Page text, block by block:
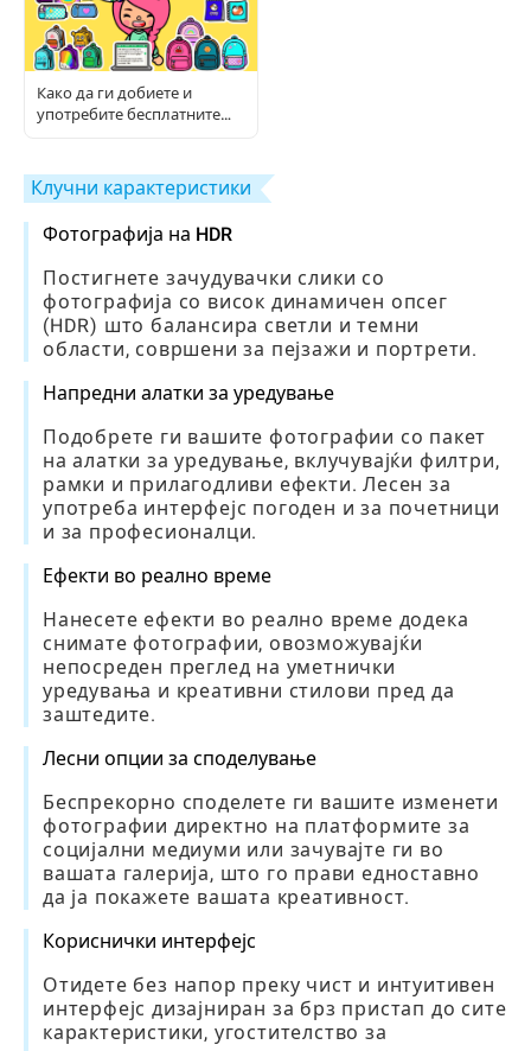
Како да ги добиете и
употребите бесплатните
Клучни карактеристики
Фотографија на HDR
Постигнете зачудувачки слики со
фотографија со висок динамичен опсег
(HDR) што балансира светли и темни
области, совршени за пејзажи и портрети.
Напредни алатки за уредување
Подобрете ги вашите фотографии со пакет
на алатки за уредување, вклучувајќи филтри,
рамки и прилагодливи ефекти. Лесен за
употреба интерфејс погоден и за почетници
и за професионалци.
Ефекти во реално време
Нанесете ефекти во реално време додека
снимате фотографии, овозможувајќи
непосреден преглед на уметнички
уредувања и креативни стилови пред да
заштедите.
Лесни опции за споделување
Беспрекорно споделете ги вашите изменети
фотографии директно на платформите за
социјални медиуми или зачувајте ги во
вашата галерија, што го прави едноставно
да ја покажете вашата креативност.
Кориснички интерфејс
Отидете без напор преку чист и интуитивен
интерфејс дизајниран за брз пристап до сите
карактеристики, угостителство за